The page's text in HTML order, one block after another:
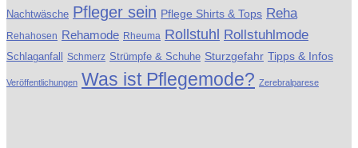
Nachtwäsche Pfleger sein Pflege Shirts & Tops Reha
Rehahosen Rehamode Rheuma Rollstuhl Rollstuhlmode
Schlaganfall Schmerz Strümpfe & Schuhe Sturzgefahr Tipps & Infos
Veröffentlichungen Was ist Pflegemode? Zerebralparese